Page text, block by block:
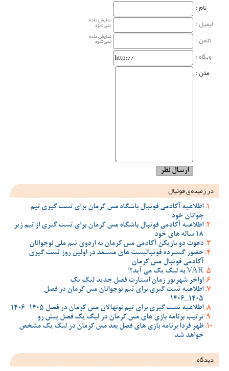
نام‌ :
ایمیل :
نمایش داده
نمی‌شود
تلفن : نمایش داده
نمی‌شود
وبگاه‌ :
متن :
در زمینه‌ی فوتبال
اطلاعیه آکادمی فوتبال باشگاه مس کرمان برای تست گیری تیم
جوانان خود
اطلاعیه آکادمی فوتبال باشگاه مس کرمان برای تست گیری از تیم زیر
18 ساله های خود
دعوت دو بازیکن آکادمی مس کرمان به اردوی تیم ملی نوجوانان
حضور گسترده فوتبالیست های مستعد در اولین روز تست گیری
آکادمی فوتبال مس کرمان
VAR به لیگ یک می آید؟!
اواخر شهریور زمان استارت فصل جدید لیگ یک
اطلاعیه تست گیری برای تیم نوجوانان مس کرمان در فصل
1405_1406
اطلاعیه تست گیری برای تیم نونهالان مس کرمان در فصل 1405-1406
ترتیب برنامه بازی های مس کرمان در لیگ یک فصل پیش رو
ظهر فردا برنامه بازی های فصل بعد مس کرمان در لیگ یک مشخص
خواهد شد
دیدگاه